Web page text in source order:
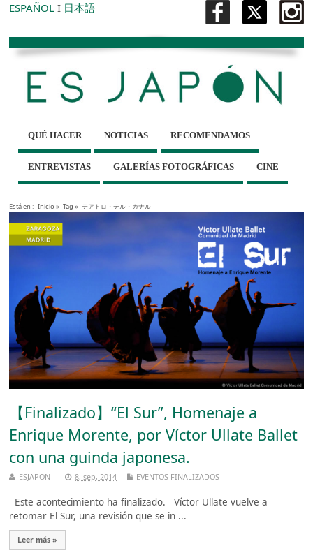
ESPAÑOL I 日本語
QUÉ HACER NOTICIAS RECOMENDAMOS
ENTREVISTAS GALERÍAS FOTOGRÁFICAS CINE
Está en : Inicio» Tag » テアトロ・デル・カナル
【Finalizado】“El Sur”, Homenaje a
Enrique Morente, por Víctor Ullate Ballet
con una guinda japonesa.
ESJAPON 8, sep, 2014 EVENTOS FINALIZADOS
Este acontecimiento ha finalizado. Víctor Ullate vuelve a
retomar El Sur, una revisión que se in ...
Leer más »